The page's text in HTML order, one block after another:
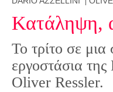
Κατάληψη,
Το τρίτο σε μια
εργοστάσια
Oliver Ressler.